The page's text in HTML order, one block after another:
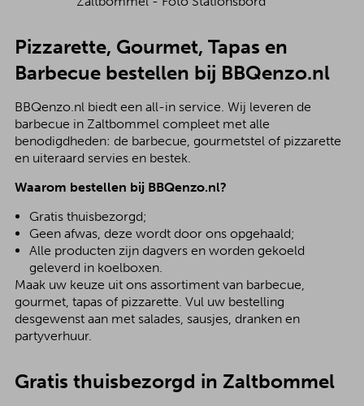
Pizzarette, Gourmet, Tapas en
Barbecue bestellen bij BBQenzo.nl
BBQenzo.nl biedt een all-in service. Wij leveren de
barbecue in Zaltbommel compleet met alle
benodigdheden: de barbecue, gourmetstel of pizzarette
en uiteraard servies en bestek.
Waarom bestellen bij BBQenzo.nl?
Gratis thuisbezorgd;
Geen afwas, deze wordt door ons opgehaald;
Alle producten zijn dagvers en worden gekoeld
geleverd in koelboxen.
Maak uw keuze uit ons assortiment van barbecue,
gourmet, tapas of pizzarette. Vul uw bestelling
desgewenst aan met salades, sausjes, dranken en
partyverhuur.
Gratis thuisbezorgd in Zaltbommel